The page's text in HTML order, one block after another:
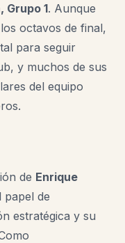
Grupo 1. Aunque
octavos de final,
para seguir
y muchos de sus
del equipo
de Enrique
papel de
estratégica y su